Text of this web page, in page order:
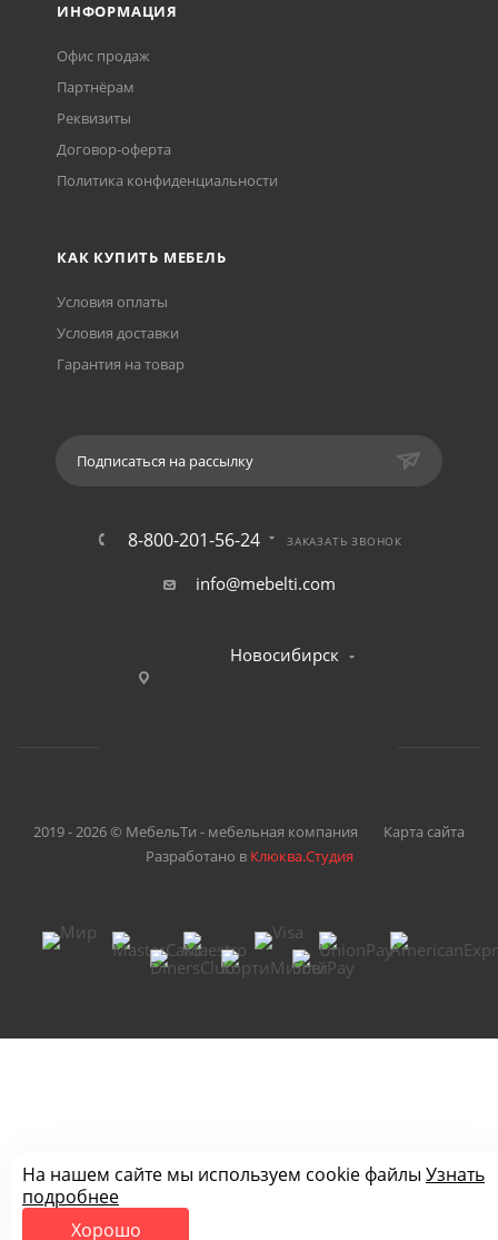
ИНФОРМАЦИЯ
Офис продаж
Партнёрам
Реквизиты
Договор-оферта
Политика конфиденциальности
КАК КУПИТЬ МЕБЕЛЬ
Условия оплаты
Условия доставки
Гарантия на товар
Подписаться на рассылку
8-800-201-56-24 ЗАКАЗАТЬ ЗВОНОК
info@mebelti.com
Новосибирск
2019 - 2026 © МебельТи - мебельная компания
Карта сайта
Разработано в Клюква.Студия
На нашем сайте мы используем cookie файлы Узнать
подробнее
Хорошо